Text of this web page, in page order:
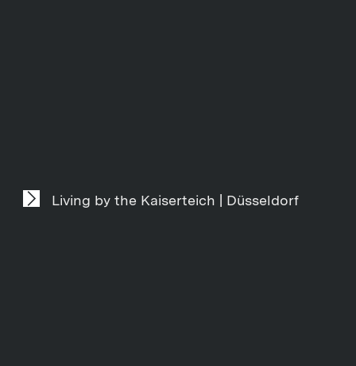
Living by the Kaiserteich | Düsseldorf